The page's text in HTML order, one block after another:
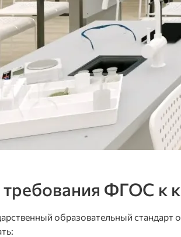
ФГОС к
образовательный стандарт